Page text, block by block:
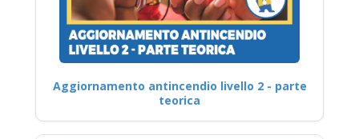
Aggiornamento antincendio livello 2 - parte
teorica